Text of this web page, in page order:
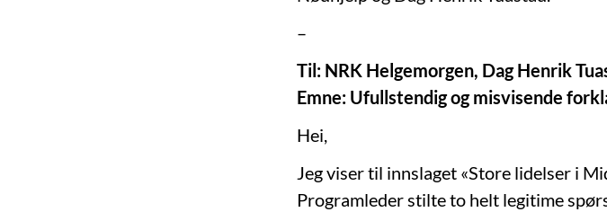
–
Til: NRK Helgemorgen, Dag Henrik
Emne: Ufullstendig og misvisende
Hei,
Jeg viser til innslaget «Store lidelser i
Programleder stilte to helt legitime